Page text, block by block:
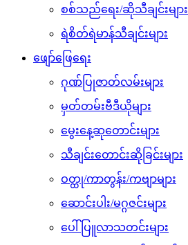
စစ်သည်ရေး/ဆိုသီချင်းများ
ရဲစိတ်ရဲမာန်သီချင်းများ
ဖျော်ဖြေရေး
ဂုဏ်ပြုဇာတ်လမ်းများ
မှတ်တမ်းဗီဒီယိုများ
မွေးနေ့ဆုတောင်းများ
သီချင်းတောင်းဆိုခြင်းများ
ဝတ္ထု/ကာတွန်း/ကဗျာများ
ဆောင်းပါး/မဂ္ဂဇင်းများ
ပေါ်ပြူလာသတင်းများ